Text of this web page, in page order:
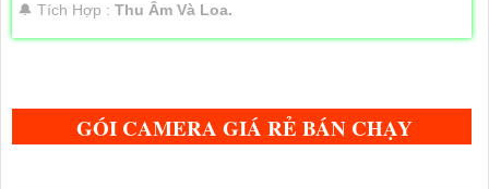
️🔔 Tích Hợp : Thu Âm Và Loa.
GÓI CAMERA GIÁ RẺ BÁN CHẠY